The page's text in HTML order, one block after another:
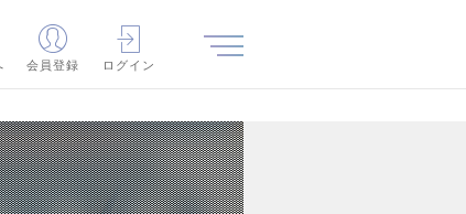
会員登録 ログイン